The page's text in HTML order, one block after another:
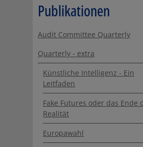
Publikationen
Audit Committee Quarterly
Quarterly - extra
Künstliche Intelligenz - Ein
Leitfaden
Fake Futures oder das Ende
Realität
Europawahl